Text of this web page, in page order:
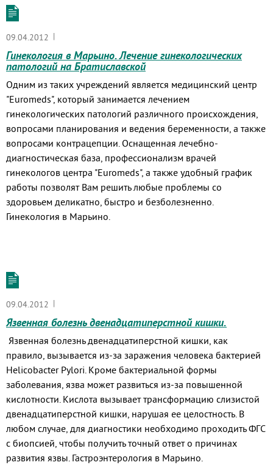
09.04.2012 |
Гинекология в Марьино. Лечение гинекологических
патологий на Братиславской
Одним из таких учреждений является медицинский центр
"Euromeds", который занимается лечением
гинекологических патологий различного происхождения,
вопросами планирования и ведения беременности, а также
вопросами контрацепции. Оснащенная лечебно-
диагностическая база, профессионализм врачей
гинекологов центра "Euromeds", а также удобный график
работы позволят Вам решить любые проблемы со
здоровьем деликатно, быстро и безболезненно.
Гинекология в Марьино.
09.04.2012 |
Язвенная болезнь двенадцатиперстной кишки.
Язвенная болезнь двенадцатиперстной кишки, как
правило, вызывается из-за заражения человека бактерией
Helicobacter Pylori. Кроме бактериальной формы
заболевания, язва может развиться из-за повышенной
кислотности. Кислота вызывает трансформацию слизистой
двенадцатиперстной кишки, нарушая ее целостность. В
любом случае, для диагностики необходимо проходить ФГС
с биопсией, чтобы получить точный ответ о причинах
развития язвы. Гастроэнтерология в Марьино.